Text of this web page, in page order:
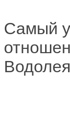
Самый